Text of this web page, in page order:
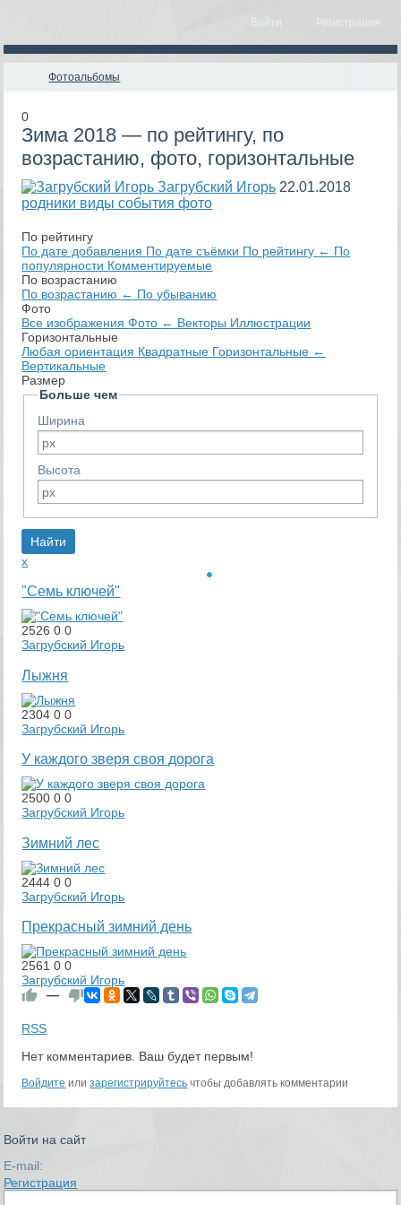
Войти Регистрация
Фотоальбомы
0
Зима 2018 — по рейтингу, по
возрастанию, фото, горизонтальные
Загрубский Игорь 22.01.2018
родники виды события фото
По рейтингу
По дате добавления По дате съёмки По рейтингу ← По
популярности Комментируемые
По возрастанию
По возрастанию ← По убыванию
Фото
Все изображенияФото ← Векторы Иллюстрации
Горизонтальные
Любая ориентация Квадратные Горизонтальные ←
Вертикальные
Размер
Больше чем
Ширина
Высота
x
"Семь ключей"
252600
Загрубский Игорь
Лыжня
230400
Загрубский Игорь
У каждого зверя своя дорога
250000
Загрубский Игорь
Зимний лес
244400
Загрубский Игорь
Прекрасный зимний день
256100
Загрубский Игорь
—
RSS
Нет комментариев. Ваш будет первым!
Войдите илизарегистрируйтесь чтобы добавлять комментарии
Войти на сайт
E-mail:
Регистрация